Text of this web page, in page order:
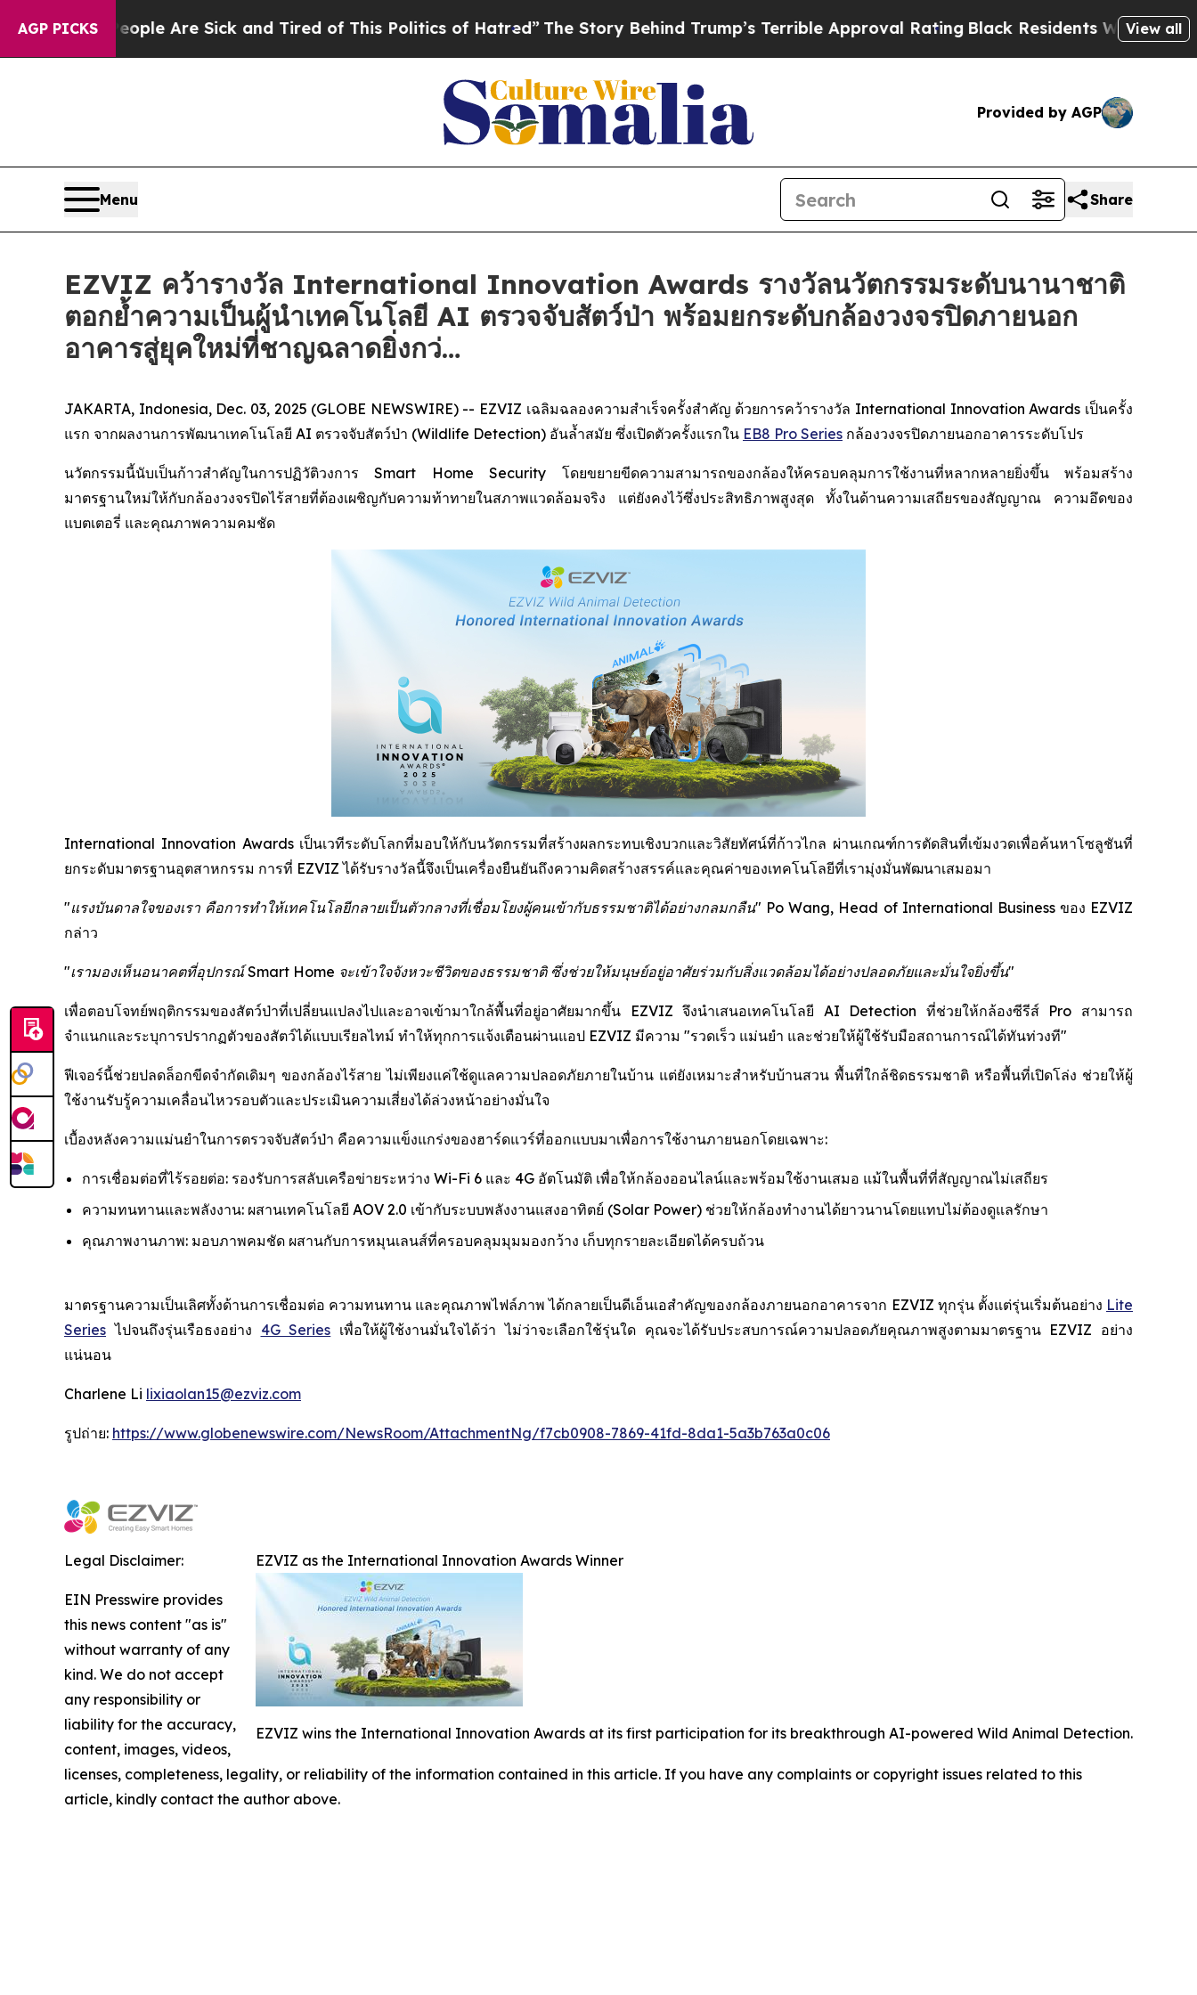
AGP PICKS
“People Are Sick and Tired of This Politics of Hatred” The Story Behind Trump’s Terrible Approval RatingBlack Residents Warned of View all
Provided by AGP
Menu Share
EZVIZ คว้ารางวัล International Innovation Awards รางวัลนวัตกรรมระดับนานาชาติ
ตอกย้ำความเป็นผู้นำเทคโนโลยี AI ตรวจจับสัตว์ป่า พร้อมยกระดับกล้องวงจรปิดภายนอก
อาคารสู่ยุคใหม่ที่ชาญฉลาดยิ่งกว่…
JAKARTA, Indonesia, Dec. 03, 2025 (GLOBE NEWSWIRE) -- EZVIZ เฉลิมฉลองความสำเร็จครั้งสำคัญ ด้วยการคว้ารางวัล International Innovation Awards เป็นครั้ง
แรก จากผลงานการพัฒนาเทคโนโลยี AI ตรวจจับสัตว์ป่า (Wildlife Detection) อันล้ำสมัย ซึ่งเปิดตัวครั้งแรกใน EB8 Pro Series กล้องวงจรปิดภายนอกอาคารระดับโปร
นวัตกรรมนี้นับเป็นก้าวสำคัญในการปฏิวัติวงการ Smart Home Security โดยขยายขีดความสามารถของกล้องให้ครอบคลุมการใช้งานที่หลากหลายยิ่งขึ้น พร้อมสร้าง
มาตรฐานใหม่ให้กับกล้องวงจรปิดไร้สายที่ต้องเผชิญกับความท้าทายในสภาพแวดล้อมจริง แต่ยังคงไว้ซึ่งประสิทธิภาพสูงสุด ทั้งในด้านความเสถียรของสัญญาณ ความอึดของ
แบตเตอรี่ และคุณภาพความคมชัด
International Innovation Awards เป็นเวทีระดับโลกที่มอบให้กับนวัตกรรมที่สร้างผลกระทบเชิงบวกและวิสัยทัศน์ที่ก้าวไกล ผ่านเกณฑ์การตัดสินที่เข้มงวดเพื่อค้นหาโซลูชันที่
ยกระดับมาตรฐานอุตสาหกรรม การที่ EZVIZ ได้รับรางวัลนี้จึงเป็นเครื่องยืนยันถึงความคิดสร้างสรรค์และคุณค่าของเทคโนโลยีที่เรามุ่งมั่นพัฒนาเสมอมา
"แรงบันดาลใจของเรา คือการทำให้เทคโนโลยีกลายเป็นตัวกลางที่เชื่อมโยงผู้คนเข้ากับธรรมชาติได้อย่างกลมกลืน" Po Wang, Head of International Business ของ EZVIZ
กล่าว
"เรามองเห็นอนาคตที่อุปกรณ์ Smart Home จะเข้าใจจังหวะชีวิตของธรรมชาติ ซึ่งช่วยให้มนุษย์อยู่อาศัยร่วมกับสิ่งแวดล้อมได้อย่างปลอดภัยและมั่นใจยิ่งขึ้น"
เพื่อตอบโจทย์พฤติกรรมของสัตว์ป่าที่เปลี่ยนแปลงไปและอาจเข้ามาใกล้พื้นที่อยู่อาศัยมากขึ้น EZVIZ จึงนำเสนอเทคโนโลยี AI Detection ที่ช่วยให้กล้องซีรีส์ Pro สามารถ
จำแนกและระบุการปรากฏตัวของสัตว์ได้แบบเรียลไทม์ ทำให้ทุกการแจ้งเตือนผ่านแอป EZVIZ มีความ "รวดเร็ว แม่นยำ และช่วยให้ผู้ใช้รับมือสถานการณ์ได้ทันท่วงที"
ฟีเจอร์นี้ช่วยปลดล็อกขีดจำกัดเดิมๆ ของกล้องไร้สาย ไม่เพียงแค่ใช้ดูแลความปลอดภัยภายในบ้าน แต่ยังเหมาะสำหรับบ้านสวน พื้นที่ใกล้ชิดธรรมชาติ หรือพื้นที่เปิดโล่ง ช่วยให้ผู้
ใช้งานรับรู้ความเคลื่อนไหวรอบตัวและประเมินความเสี่ยงได้ล่วงหน้าอย่างมั่นใจ
เบื้องหลังความแม่นยำในการตรวจจับสัตว์ป่า คือความแข็งแกร่งของฮาร์ดแวร์ที่ออกแบบมาเพื่อการใช้งานภายนอกโดยเฉพาะ:
การเชื่อมต่อที่ไร้รอยต่อ: รองรับการสลับเครือข่ายระหว่าง Wi-Fi 6 และ 4G อัตโนมัติ เพื่อให้กล้องออนไลน์และพร้อมใช้งานเสมอ แม้ในพื้นที่ที่สัญญาณไม่เสถียร
ความทนทานและพลังงาน: ผสานเทคโนโลยี AOV 2.0 เข้ากับระบบพลังงานแสงอาทิตย์ (Solar Power) ช่วยให้กล้องทำงานได้ยาวนานโดยแทบไม่ต้องดูแลรักษา
คุณภาพงานภาพ: มอบภาพคมชัด ผสานกับการหมุนเลนส์ที่ครอบคลุมมุมมองกว้าง เก็บทุกรายละเอียดได้ครบถ้วน
มาตรฐานความเป็นเลิศทั้งด้านการเชื่อมต่อ ความทนทาน และคุณภาพไฟล์ภาพ ได้กลายเป็นดีเอ็นเอสำคัญของกล้องภายนอกอาคารจาก EZVIZ ทุกรุ่น ตั้งแต่รุ่นเริ่มต้นอย่าง Lite
Series ไปจนถึงรุ่นเรือธงอย่าง 4G Series เพื่อให้ผู้ใช้งานมั่นใจได้ว่า ไม่ว่าจะเลือกใช้รุ่นใด คุณจะได้รับประสบการณ์ความปลอดภัยคุณภาพสูงตามมาตรฐาน EZVIZ อย่าง
แน่นอน
Charlene Li lixiaolan15@ezviz.com
รูปถ่าย: https://www.globenewswire.com/NewsRoom/AttachmentNg/f7cb0908-7869-41fd-8da1-5a3b763a0c06
EZVIZ as the International Innovation Awards Winner
EZVIZ wins the International Innovation Awards at its first participation for its breakthrough AI-powered Wild Animal Detection.
Legal Disclaimer:
EIN Presswire provides
this news content "as is"
without warranty of any
kind. We do not accept
any responsibility or
liability for the accuracy,
content, images, videos,
licenses, completeness, legality, or reliability of the information contained in this article. If you have any complaints or copyright issues related to this
article, kindly contact the author above.